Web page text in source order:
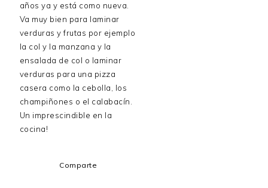
años ya y está como nueva.
Va muy bien para laminar
verduras y frutas por ejemplo
la col y la manzana y la
ensalada de col o laminar
verduras para una pizza
casera como la cebolla, los
champiñones o el calabacín.
Un imprescindible en la
cocina!
Comparte